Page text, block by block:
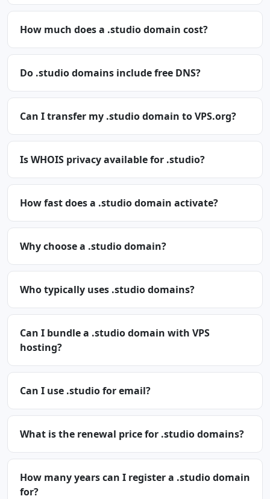
How much does a .studio domain cost?
Do .studio domains include free DNS?
Can I transfer my .studio domain to VPS.org?
Is WHOIS privacy available for .studio?
How fast does a .studio domain activate?
Why choose a .studio domain?
Who typically uses .studio domains?
Can I bundle a .studio domain with VPS
hosting?
Can I use .studio for email?
What is the renewal price for .studio domains?
How many years can I register a .studio domain
for?